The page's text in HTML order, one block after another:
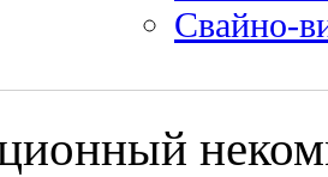
Свайно-